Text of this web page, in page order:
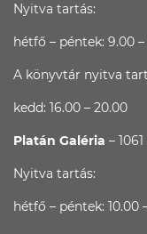
Nyitva tartás:
hétfő – péntek: 9.00 –
A könyvtár nyitva
kedd: 16.00 – 20.00
Platán Galéria –
Nyitva tartás:
hétfő – péntek: 10.00